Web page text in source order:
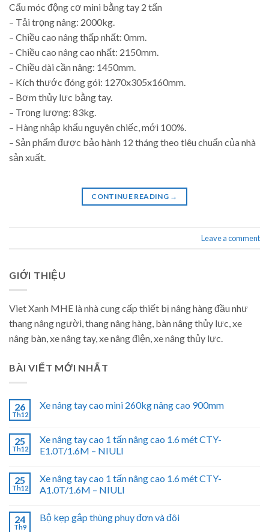
Cẩu móc động cơ mini bằng tay 2 tấn
– Tải trọng nâng: 2000kg.
– Chiều cao nâng thấp nhất: 0mm.
– Chiều cao nâng cao nhất: 2150mm.
– Chiều dài cần nâng: 1450mm.
– Kích thước đóng gói: 1270x305x160mm.
– Bơm thủy lực bằng tay.
– Trọng lượng: 83kg.
– Hàng nhập khẩu nguyên chiếc, mới 100%.
– Sản phẩm được bảo hành 12 tháng theo tiêu chuẩn của nhà
sản xuất.
CONTINUE READING →
Leave a comment
GIỚI THIỆU
Viet Xanh MHE là nhà cung cấp thiết bị nâng hàng đầu như
thang nâng người, thang nâng hàng, bàn nâng thủy lực, xe
nâng bàn, xe nâng tay, xe nâng điện, xe nâng thủy lực.
BÀI VIẾT MỚI NHẤT
26
Th12
Xe nâng tay cao mini 260kg nâng cao 900mm
25
Th12
Xe nâng tay cao 1 tấn nâng cao 1.6 mét CTY-
E1.0T/1.6M – NIULI
25
Th12
Xe nâng tay cao 1 tấn nâng cao 1.6 mét CTY-
A1.0T/1.6M – NIULI
24
Th9
Bộ kẹp gắp thùng phuy đơn và đôi